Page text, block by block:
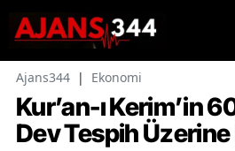
Ajans344 | Ekonomi
Kur’an-ı Kerim’in
Dev Tespih